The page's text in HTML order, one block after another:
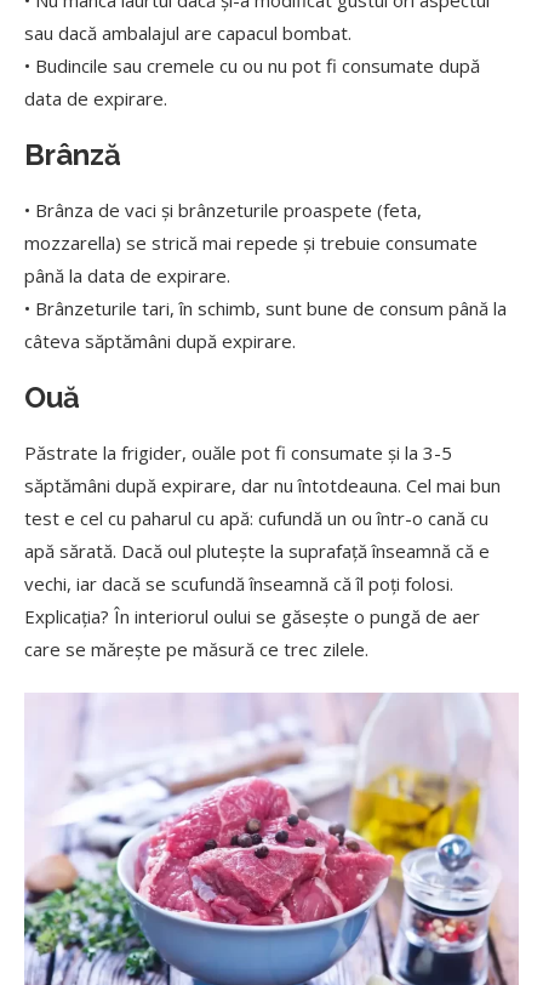
sau dacă ambalajul are capacul bombat.
• Budincile sau cremele cu ou nu pot fi consumate după
data de expirare.
Brânză
• Brânza de vaci și brânzeturile proaspete (feta,
mozzarella) se strică mai repede și trebuie consumate
până la data de expirare.
• Brânzeturile tari, în schimb, sunt bune de consum până la
câteva săptămâni după expirare.
Ouă
Păstrate la frigider, ouăle pot fi consumate și la 3-5
săptămâni după expirare, dar nu întotdeauna. Cel mai bun
test e cel cu paharul cu apă: cufundă un ou într-o cană cu
apă sărată. Dacă oul plutește la suprafață înseamnă că e
vechi, iar dacă se scufundă înseamnă că îl poți folosi.
Explicația? În interiorul oului se găsește o pungă de aer
care se mărește pe măsură ce trec zilele.